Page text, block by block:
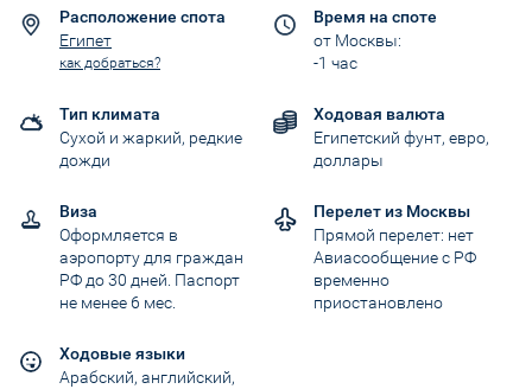
Расположение спота
Египет
как добраться?
Время на споте
от Москвы:
-1 час
Тип климата
Сухой и жаркий, редкие
дожди
Ходовая валюта
Египетский фунт, евро,
доллары
Виза
Оформляется в
аэропорту для граждан
РФ до 30 дней. Паспорт
не менее 6 мес.
Перелет из Москвы
Прямой перелет: нет
Авиасообщение с РФ
временно
приостановлено
Ходовые языки
Арабский, английский,